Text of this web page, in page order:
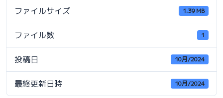
ファイルサイズ 1.39 MB
ファイル数 1
投稿日 10月/2024
最終更新日時 10月/2024